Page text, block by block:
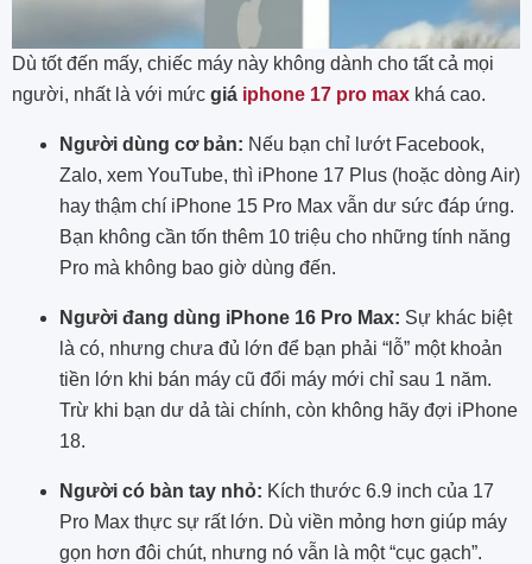
Dù tốt đến mấy, chiếc máy này không dành cho tất cả mọi
người, nhất là với mức giá iphone 17 pro max khá cao.
Người dùng cơ bản: Nếu bạn chỉ lướt Facebook,
Zalo, xem YouTube, thì iPhone 17 Plus (hoặc dòng Air)
hay thậm chí iPhone 15 Pro Max vẫn dư sức đáp ứng.
Bạn không cần tốn thêm 10 triệu cho những tính năng
Pro mà không bao giờ dùng đến.
Người đang dùng iPhone 16 Pro Max: Sự khác biệt
là có, nhưng chưa đủ lớn để bạn phải “lỗ” một khoản
tiền lớn khi bán máy cũ đổi máy mới chỉ sau 1 năm.
Trừ khi bạn dư dả tài chính, còn không hãy đợi iPhone
18.
Người có bàn tay nhỏ: Kích thước 6.9 inch của 17
Pro Max thực sự rất lớn. Dù viền mỏng hơn giúp máy
gọn hơn đôi chút, nhưng nó vẫn là một “cục gạch”.